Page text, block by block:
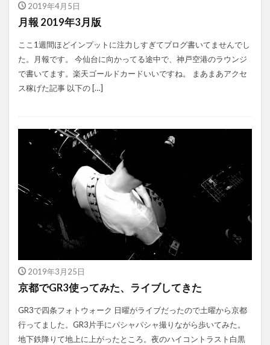
2019年4月5日
月報 2019年3月版
ここ1週間ほどインプットに注力しすぎてブログ書いてませんでし
た。月報です。 今仙台に向かってる途中で、神戸空港のラウンジ
で書いてます。楽天ゴールドカードいいですね。 まあまあアクセ
ス稼げた記事 以下の […]
2019年3月25日
京都でGR3使ってみた、ライブしてきた
GR3で四条フォトウォーク 日曜がライブだったので土曜から京都
行ってました。GR3片手にパシャパシャ撮りながら歩いてみた。
地下鉄降りて地上に上がったところ。夜のハイコントラスト白黒